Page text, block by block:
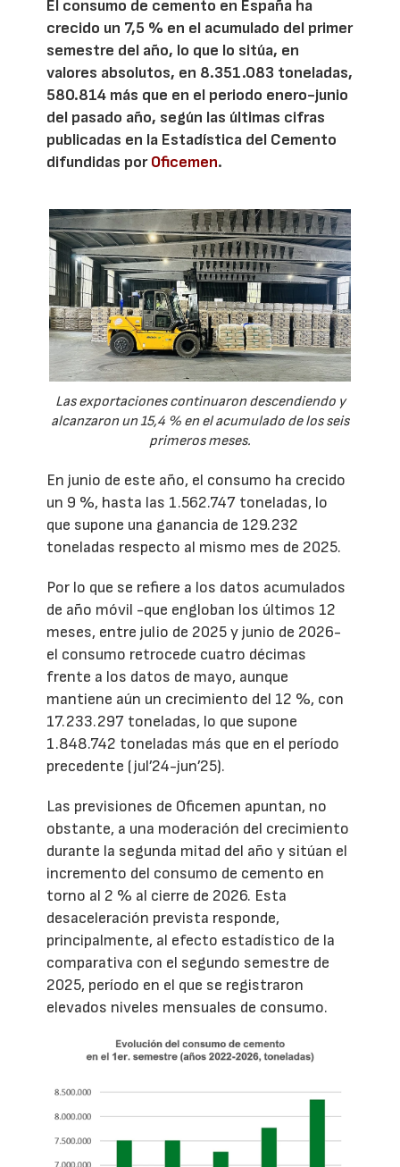
El consumo de cemento en España ha
crecido un 7,5 % en el acumulado del primer
semestre del año, lo que lo sitúa, en
valores absolutos, en 8.351.083 toneladas,
580.814 más que en el periodo enero-junio
del pasado año, según las últimas cifras
publicadas en la Estadística del Cemento
difundidas porOficemen.
Las exportaciones continuaron descendiendo y
alcanzaron un 15,4 % en el acumulado de los seis
primeros meses.
En junio de este año, el consumo ha crecido
un 9 %, hasta las 1.562.747 toneladas, lo
que supone una ganancia de 129.232
toneladas respecto al mismo mes de 2025.
Por lo que se refiere a los datos acumulados
de año móvil -que engloban los últimos 12
meses, entre julio de 2025 y junio de 2026-
el consumo retrocede cuatro décimas
frente a los datos de mayo, aunque
mantiene aún un crecimiento del 12 %, con
17.233.297 toneladas, lo que supone
1.848.742 toneladas más que en el período
precedente (jul’24-jun’25).
Las previsiones de Oficemen apuntan, no
obstante, a una moderación del crecimiento
durante la segunda mitad del año y sitúan el
incremento del consumo de cemento en
torno al 2 % al cierre de 2026. Esta
desaceleración prevista responde,
principalmente, al efecto estadístico de la
comparativa con el segundo semestre de
2025, período en el que se registraron
elevados niveles mensuales de consumo.